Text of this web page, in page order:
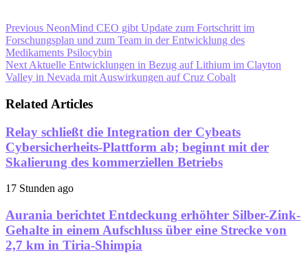
Previous NeonMind CEO gibt Update zum Fortschritt im
Forschungsplan und zum Team in der Entwicklung des
Medikaments Psilocybin
Next Aktuelle Entwicklungen in Bezug auf Lithium im Clayton
Valley in Nevada mit Auswirkungen auf Cruz Cobalt
Related Articles
Relay schließt die Integration der Cybeats
Cybersicherheits-Plattform ab; beginnt mit der
Skalierung des kommerziellen Betriebs
17 Stunden ago
Aurania berichtet Entdeckung erhöhter Silber-Zink-
Gehalte in einem Aufschluss über eine Strecke von
2,7 km in Tiria-Shimpia